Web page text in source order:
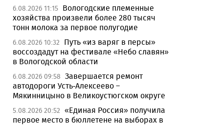
6.08.2026 11:15 Вологодские племенные
хозяйства произвели более 280 тысяч
тонн молока за первое полугодие
6.08.2026 10:32
Путь «из варяг в персы»
воссоздадут на фестивале «Небо славян»
в Вологодской области
6.08.2026 09:58 Завершается ремонт
автодороги Усть-Алексеево –
Мякинницыно в Великоустюгском округе
5.08.2026 20:52 «Единая Россия» получила
первое место в бюллетене на выборах в